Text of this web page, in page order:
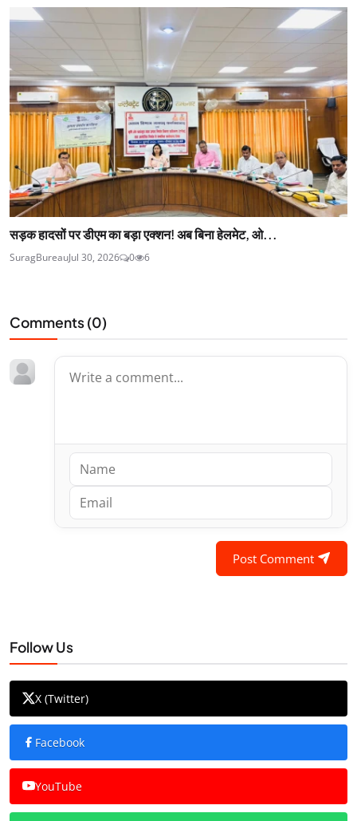
सड़क हादसों पर डीएम का बड़ा एक्शन! अब बिना हेलमेट, ओ...
SuragBureauJul 30, 2026 0 6
Comments (0)
Post Comment
Follow Us
X (Twitter)
Facebook
YouTube